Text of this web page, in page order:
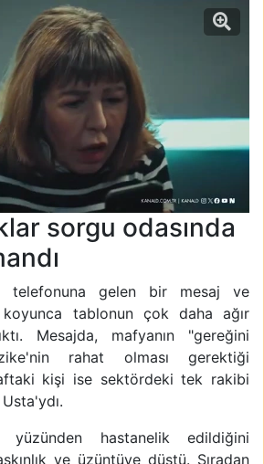
sorgu odasında
telefonuna gelen bir mesaj ve
tablonun çok daha ağır
Mesajda, mafyanın "gereğini
rahat olması gerektiği
kişi ise sektördeki tek rakibi
yüzünden hastanelik edildiğini
ve üzüntüye düştü. Sıradan